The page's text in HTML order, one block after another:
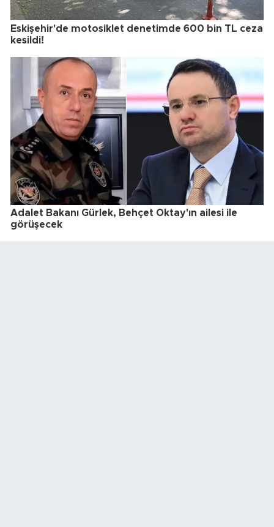
Eskişehir'de motosiklet denetimde 600 bin TL ceza
kesildi!
Adalet Bakanı Gürlek, Behçet Oktay'ın ailesi ile
görüşecek